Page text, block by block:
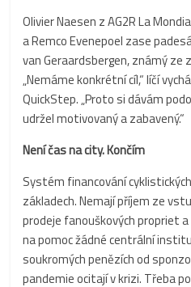
Olivier Naesen z AG2R La
a Remco Evenepoel zase
van Geraardsbergen, známý ze
„Nemáme konkrétní cíl,“ líčí
QuickStep. „Proto si dávám
udržel motivovaný a zabavený.“
Není čas na city. Končím
Systém financování
základech. Nemají příjem ze
prodeje fanouškových propriet
na pomoc žádné centrální
soukromých penězích od
pandemie ocitají v krizi. Třeba